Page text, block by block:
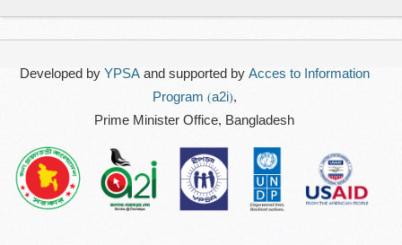
Developed by YPSAand supported by Acces to Information
Program (a2i),
Prime Minister Office, Bangladesh